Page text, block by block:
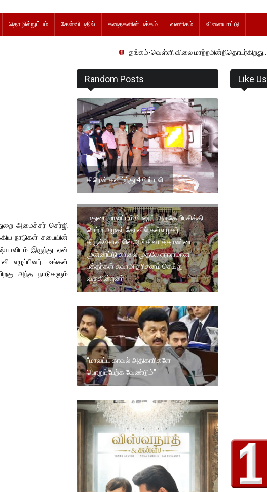
தொழில்நுட்பம் கேள்வி பதில் கதைகளின் பக்கம் வணிகம் விளையாட்டு
தங்கம்-வெள்ளி விலை மாற்றமின்றிதொடர்கிறது..
அமைச்சர் செர்ஜி
நாடுகள் சபையின்
இருந்து ஏன்
எழுப்பினர். உங்கள்
அந்த நாடுகளும்
Random Posts
கிரென் கவிழ்ந்து 4 பேர் பலி
மதுரை மாவட்டம் மேலூர் அருகே பிரசித்தி
பெற்ற அழகர் கோவில் கள்ளழகர்
திருக்கோவிலில் ஆங்கில புத்தாண்டை
முன்னிட்டு காலை முதலே ஏராளமான
பக்தர்கள் சுவாமி தரிசனம் செய்து
வருகின்றனர்.
“மாவட்ட காவல் அதிகாரிகளே
பொறுப்பேற்க வேண்டும்"
Like Us